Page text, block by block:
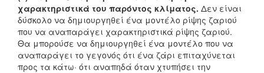
χαρακτηριστικά του παρόντος κλίματος. Δεν είναι
δύσκολο να δημιουργηθεί ένα μοντέλο ρίψης ζαριού
που να αναπαράγει χαρακτηριστικά ρίψης ζαριού.
Θα μπορούσε να δημιουργηθεί ένα μοντέλο που να
αναπαράγει το γεγονός ότι ένα ζάρι επιταχύνεται
προς τα κάτω· ότι αναπηδά όταν χτυπήσει την